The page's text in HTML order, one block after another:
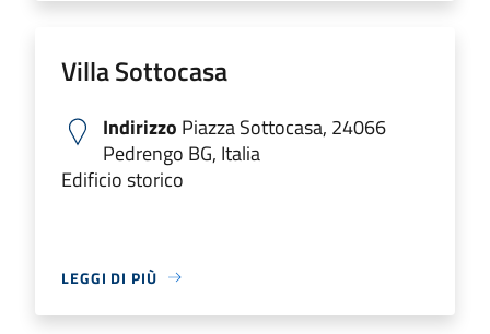
Villa Sottocasa
Indirizzo Piazza Sottocasa, 24066
Pedrengo BG, Italia
Edificio storico
LEGGI DI PIÙ